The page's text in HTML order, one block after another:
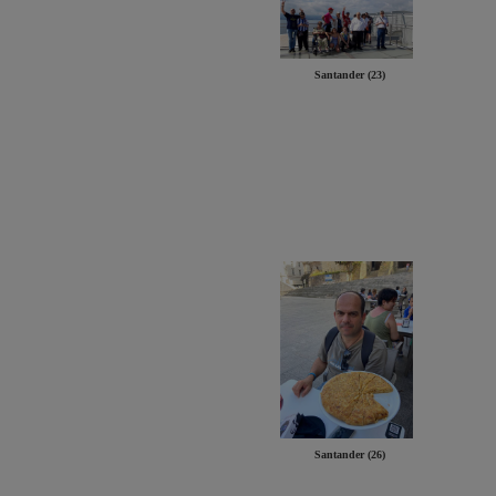
Santander (23)
Santander (26)